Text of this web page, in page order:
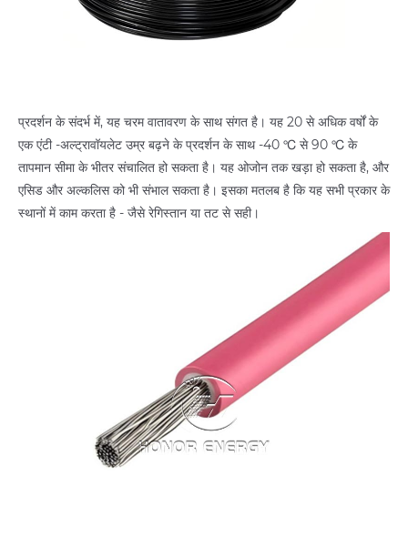
प्रदर्शन के संदर्भ में, यह चरम वातावरण के साथ संगत है। यह 20 से अधिक वर्षों के
एक एंटी -अल्ट्रावॉयलेट उम्र बढ़ने के प्रदर्शन के साथ -40 ℃ से 90 ℃ के
तापमान सीमा के भीतर संचालित हो सकता है। यह ओजोन तक खड़ा हो सकता है, और
एसिड और अल्कलिस को भी संभाल सकता है। इसका मतलब है कि यह सभी प्रकार के
स्थानों में काम करता है - जैसे रेगिस्तान या तट से सही।